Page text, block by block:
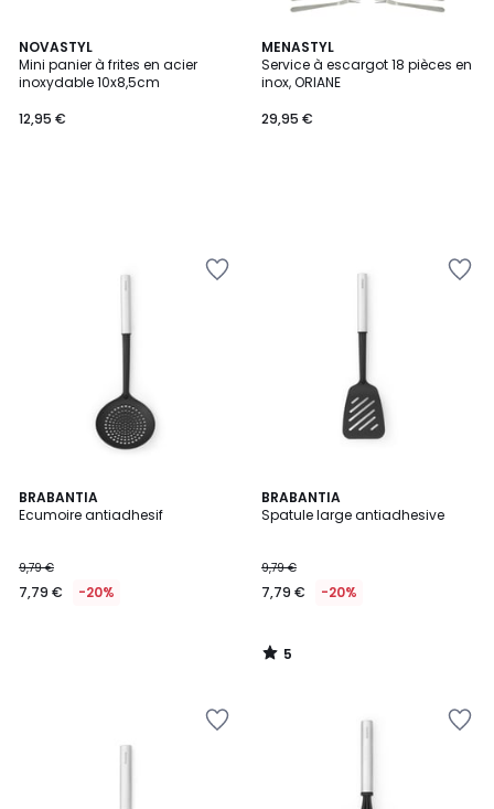
NOVASTYL
Mini panier à frites en acier
inoxydable 10x8,5cm
12,95 €
MENASTYL
Service à escargot 18 pièces en
inox, ORIANE
29,95 €
BRABANTIA
Ecumoire antiadhesif
9,79 €
7,79 € -20%
BRABANTIA
Spatule large antiadhesive
9,79 €
7,79 € -20%
5
/
5
/